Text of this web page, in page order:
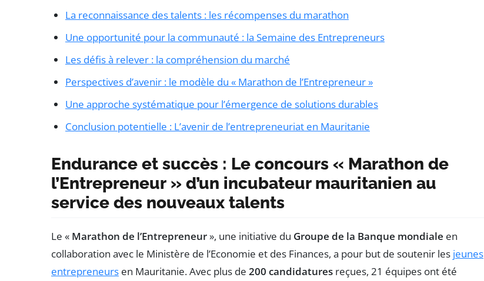
La reconnaissance des talents : les récompenses du marathon
Une opportunité pour la communauté : la Semaine des Entrepreneurs
Les défis à relever : la compréhension du marché
Perspectives d’avenir : le modèle du « Marathon de l’Entrepreneur »
Une approche systématique pour l’émergence de solutions durables
Conclusion potentielle : L’avenir de l’entrepreneuriat en Mauritanie
Endurance et succès : Le concours « Marathon de
l’Entrepreneur » d’un incubateur mauritanien au
service des nouveaux talents
Le « Marathon de l’Entrepreneur», une initiative du Groupe de la Banque mondiale en
collaboration avec le Ministère de l’Economie et des Finances, a pour but de soutenir les jeunes
entrepreneurs en Mauritanie. Avec plus de 200 candidatures reçues, 21 équipes ont été